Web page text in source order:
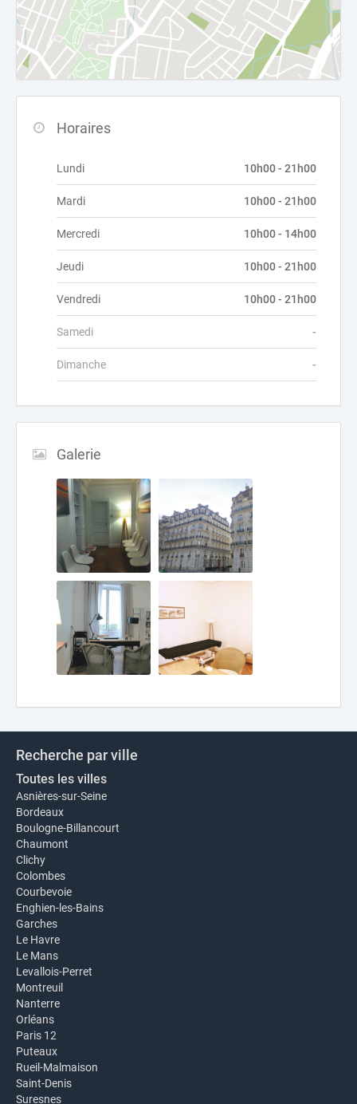
Horaires
Lundi 10h00 - 21h00
Mardi 10h00 - 21h00
Mercredi 10h00 - 14h00
Jeudi 10h00 - 21h00
Vendredi 10h00 - 21h00
Samedi -
Dimanche -
Galerie
Recherche par ville
Toutes les villes
Asnières-sur-Seine
Bordeaux
Boulogne-Billancourt
Chaumont
Clichy
Colombes
Courbevoie
Enghien-les-Bains
Garches
Le Havre
Le Mans
Levallois-Perret
Montreuil
Nanterre
Orléans
Paris 12
Puteaux
Rueil-Malmaison
Saint-Denis
Suresnes